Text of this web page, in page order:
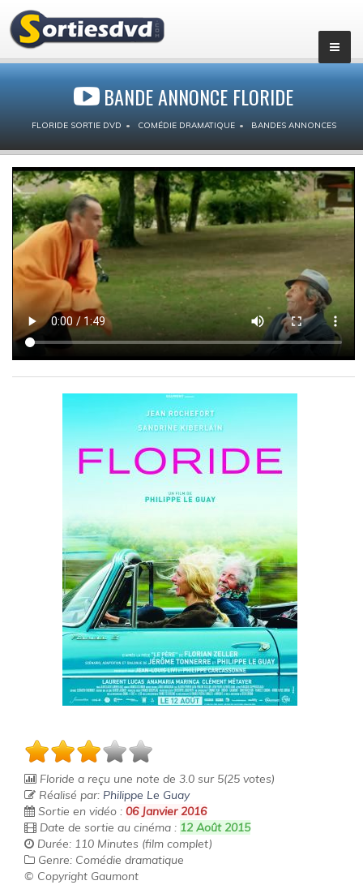
BANDE ANNONCE FLORIDE
FLORIDE SORTIE DVD COMÉDIE DRAMATIQUE BANDES ANNONCES
Floride a reçu une note de 3.0 sur 5(25 votes)
Réalisé par: Philippe Le Guay
Sortie en vidéo : 06 Janvier 2016
Date de sortie au cinéma : 12 Août 2015
Durée: 110 Minutes (film complet)
Genre: Comédie dramatique
© Copyright Gaumont